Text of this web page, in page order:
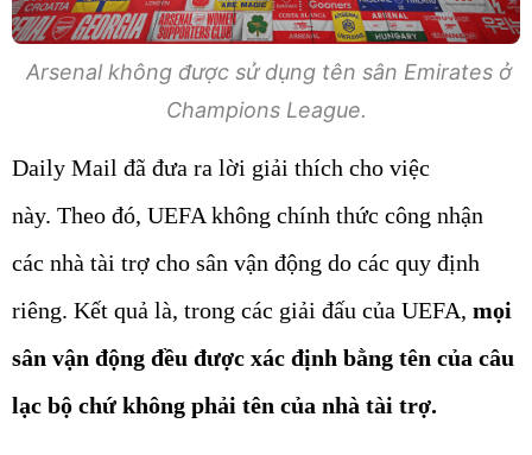
Arsenal không được sử dụng tên sân Emirates ở
Champions League.
Daily Mail đã đưa ra lời giải thích cho việc
này. Theo đó, UEFA không chính thức công nhận
các nhà tài trợ cho sân vận động do các quy định
riêng. Kết quả là, trong các giải đấu của UEFA, mọi
sân vận động đều được xác định bằng tên của câu
lạc bộ chứ không phải tên của nhà tài trợ.